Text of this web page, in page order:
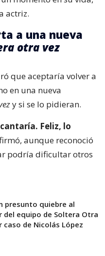
actriz.
a una nueva
otra vez
que aceptaría volver a
en una nueva
y si se lo pidieran.
Feliz, lo
aunque reconoció
podría dificultar otros
presunto quiebre al
del equipo de Soltera Otra
caso de Nicolás López